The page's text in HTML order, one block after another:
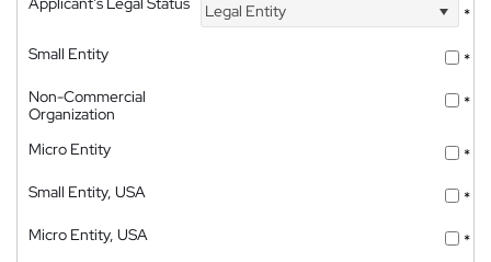
Legal Entity
*
Small Entity
*
Non-Commercial
Organization
*
Micro Entity
*
Small Entity, USA
*
Micro Entity, USA
*